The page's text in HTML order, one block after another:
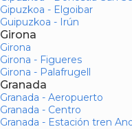
Gipuzkoa - Elgoibar
Guipuzkoa - Irún
Girona
Girona
Girona - Figueres
Girona - Palafrugell
Granada
Granada - Aeropuerto
Granada - Centro
Granada - Estación tren